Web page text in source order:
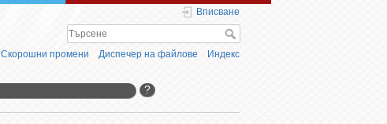
Вписване
Скорошни промени Диспечер на файлове Индекс
?